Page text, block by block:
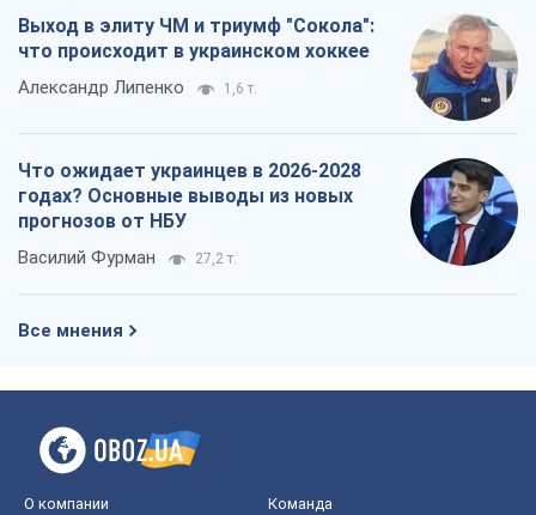
Выход в элиту ЧМ и триумф "Сокола":
что происходит в украинском хоккее
Александр Липенко 1,6 т.
Что ожидает украинцев в 2026-2028
годах? Основные выводы из новых
прогнозов от НБУ
Василий Фурман 27,2 т.
Все мнения
О компании Команда